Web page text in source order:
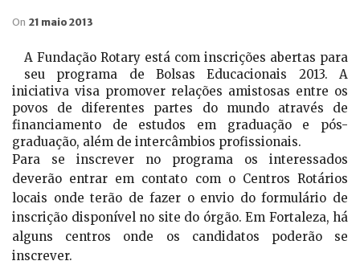
On 21 maio 2013
A Fundação Rotary está com inscrições abertas para
seu programa de Bolsas Educacionais 2013. A
iniciativa visa promover relações amistosas entre os
povos de diferentes partes do mundo através de
financiamento de estudos em graduação e pós-
graduação, além de intercâmbios profissionais.
Para se inscrever no programa os interessados
deverão entrar em contato com o Centros Rotários
locais onde terão de fazer o envio do formulário de
inscrição disponível no site do órgão. Em Fortaleza, há
alguns centros onde os candidatos poderão se
inscrever.